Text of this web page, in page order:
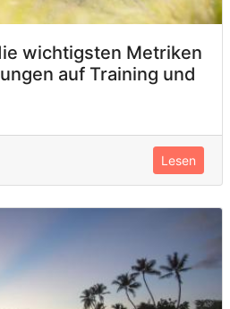
wichtigsten Metriken
auf Training und
Lesen